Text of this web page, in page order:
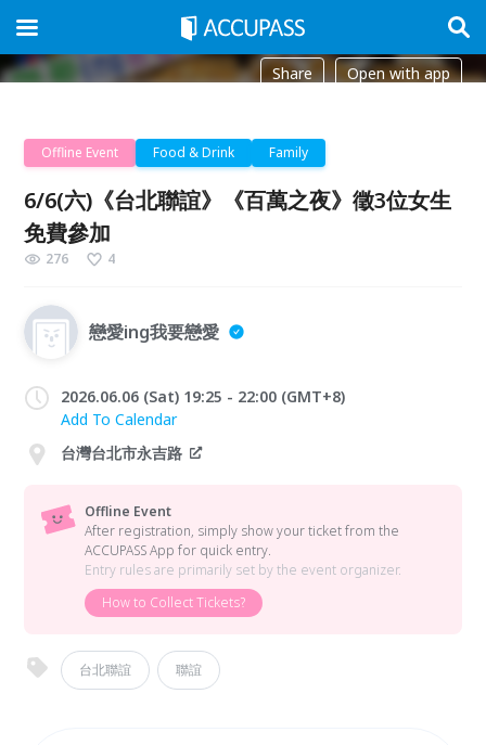
Share Open with app
Offline Event Food & Drink Family
6/6(六)《台北聯誼》《百萬之夜》徵3位女生
免費參加
276 4
戀愛ing我要戀愛
2026.06.06 (Sat) 19:25 - 22:00 (GMT+8)
Add To Calendar
台灣台北市永吉路
Offline Event
After registration, simply show your ticket from the
ACCUPASS App for quick entry.
Entry rules are primarily set by the event organizer.
How to Collect Tickets?
台北聯誼 聯誼